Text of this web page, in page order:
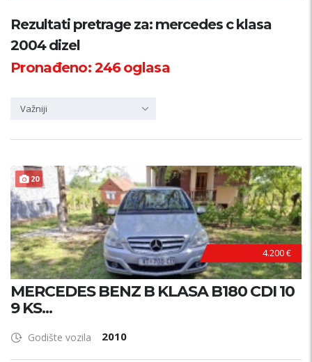
Kategorija
Županija
Rezultati pretrage za: mercedes c klasa
2004 dizel
Pronađeno:246oglasa
Važniji
20
4.200 €
MERCEDES BENZ B KLASA B180 CDI 10
9 KS...
Godište vozila 2010